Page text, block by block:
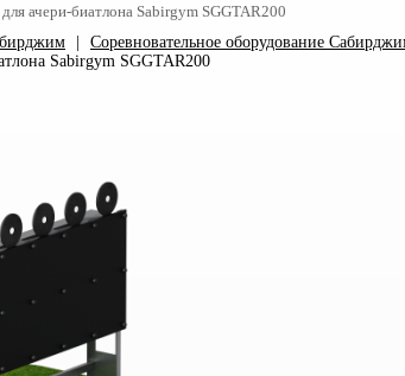
ачери-биатлона Sabirgym SGGTAR200
Соревновательное оборудование
Sabirgym SGGTAR200